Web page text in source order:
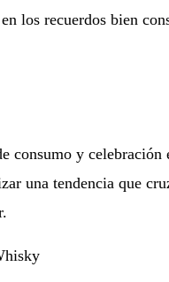
los recuerdos bien
consumo y celebración
una tendencia que